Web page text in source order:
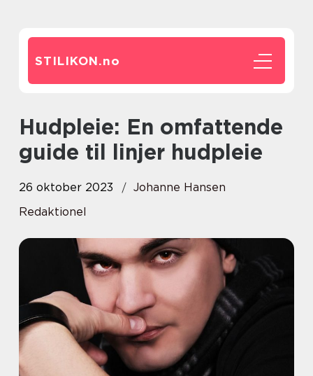
STILIKON.no
Hudpleie: En omfattende
guide til linjer hudpleie
26 oktober 2023
Johanne Hansen
Redaktionel